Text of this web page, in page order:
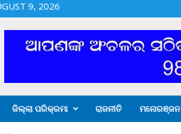
9, 2026
ଜିଲ୍ଲା ପରିକ୍ରମା ରାଜନୀତି ମନୋରଞ୍ଜନ